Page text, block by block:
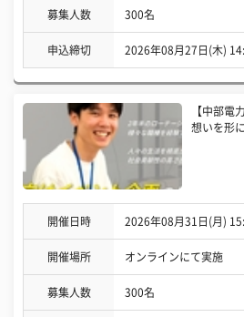
募集人数 300名
申込締切 2026年08月27日(木)
【中部電
想いを形
開催日時 2026年08月31日(月)
開催場所 オンラインにて実施
募集人数 300名